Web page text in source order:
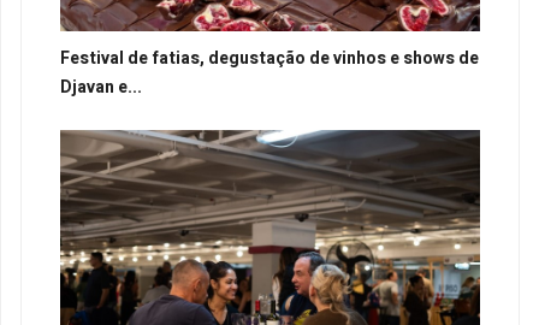
Festival de fatias, degustação de vinhos e shows de
Djavan e...